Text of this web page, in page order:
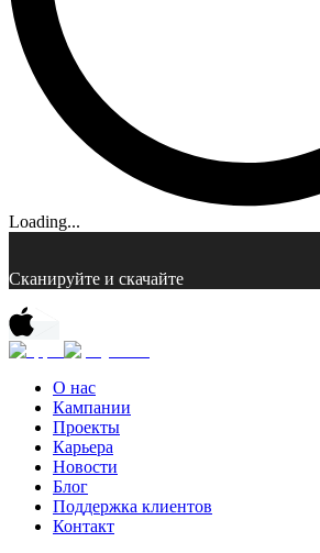
Loading...
Сканируйте и скачайте
О нас
Кампании
Проекты
Карьера
Новости
Блог
Поддержка клиентов
Контакт